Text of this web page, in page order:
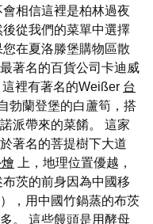
相信這裡是柏林過夜
從我們的菜單中選擇
在夏洛滕堡購物區散
著名的百貨公司卡迪威
裡有著名的Weißer 台
勃蘭登堡的白蘆筍，搭
派帶來的菜餚。 這家
著名的菩提樹下大道
上，地理位置優越，
茨的前身因為中國移
，用中國竹鍋蒸的布茨
。 這些饅頭是用酵母